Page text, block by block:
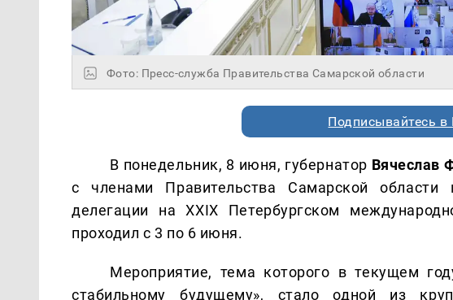
Фото: Пресс-служба Правительства Самарской области
Подписывайтесь в
В понедельник, 8 июня, губернатор Вячеслав
с членами Правительства Самарской области
делегации на ХХIХ Петербургском
проходил с 3 по 6 июня.
Мероприятие, тема которого в текущем
стабильному будущему», стало одной из